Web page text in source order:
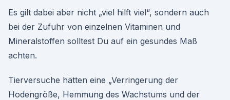
Es gilt dabei aber nicht „viel hilft viel“, sondern auch
bei der Zufuhr von einzelnen Vitaminen und
Mineralstoffen solltest Du auf ein gesundes Maß
achten.
Tierversuche hätten eine „Verringerung der
Hodengröße, Hemmung des Wachstums und der